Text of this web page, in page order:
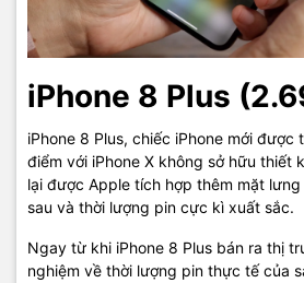
iPhone 8 Plus
iPhone 8 Plus, chiếc iPhone mới được
điểm với iPhone X không sở hữu thiết
lại được Apple tích hợp thêm mặt
sau và thời lượng pin cực kì xuất sắc.
Ngay từ khi iPhone 8 Plus bán ra thị
nghiệm về thời lượng pin thực tế của